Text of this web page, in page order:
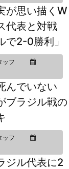
が思い描くW
代表と対戦
で2-0勝利」
ッフ
んでいない
ブラジル戦の
ッフ
ジル代表に2